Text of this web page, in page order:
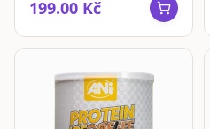
směs pro jedinečný zážitek.
199.00 Kč